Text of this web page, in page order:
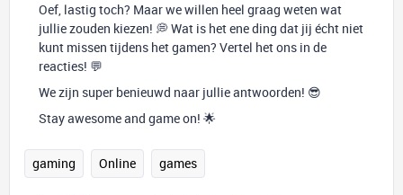
Oef, lastig toch? Maar we willen heel graag weten wat
jullie zouden kiezen! 💭 Wat is het ene ding dat jij écht niet
kunt missen tijdens het gamen? Vertel het ons in de
reacties! 💬
We zijn super benieuwd naar jullie antwoorden! 😎
Stay awesome and game on! 🌟
gaming Online games